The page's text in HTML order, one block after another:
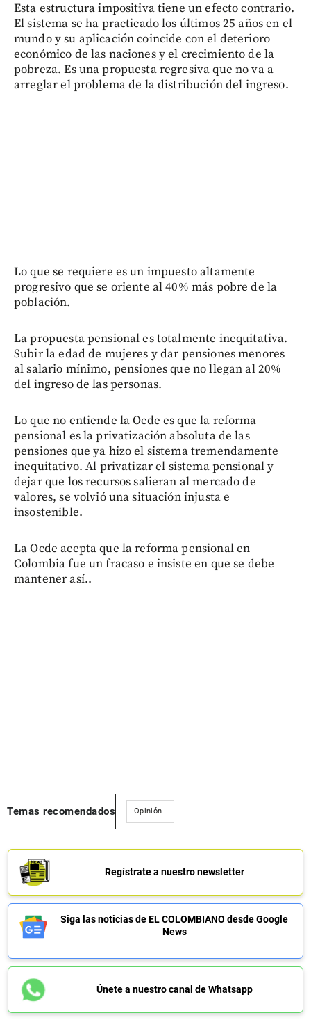
Esta estructura impositiva tiene un efecto contrario.
El sistema se ha practicado los últimos 25 años en el
mundo y su aplicación coincide con el deterioro
económico de las naciones y el crecimiento de la
pobreza. Es una propuesta regresiva que no va a
arreglar el problema de la distribución del ingreso.
Lo que se requiere es un impuesto altamente
progresivo que se oriente al 40% más pobre de la
población.
La propuesta pensional es totalmente inequitativa.
Subir la edad de mujeres y dar pensiones menores
al salario mínimo, pensiones que no llegan al 20%
del ingreso de las personas.
Lo que no entiende la Ocde es que la reforma
pensional es la privatización absoluta de las
pensiones que ya hizo el sistema tremendamente
inequitativo. Al privatizar el sistema pensional y
dejar que los recursos salieran al mercado de
valores, se volvió una situación injusta e
insostenible.
La Ocde acepta que la reforma pensional en
Colombia fue un fracaso e insiste en que se debe
mantener así..
Temas recomendados Opinión
Regístrate a nuestro newsletter
Siga las noticias de EL COLOMBIANO desde Google
News
Únete a nuestro canal de Whatsapp